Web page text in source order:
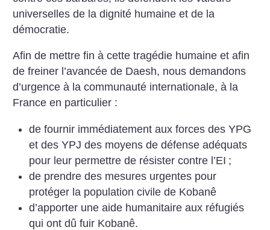
universelles de la dignité humaine et de la
démocratie.
Afin de mettre fin à cette tragédie humaine et afin
de freiner l’avancée de Daesh, nous demandons
d’urgence à la communauté internationale, à la
France en particulier :
de fournir immédiatement aux forces des YPG
et des YPJ des moyens de défense adéquats
pour leur permettre de résister contre l’EI ;
de prendre des mesures urgentes pour
protéger la population civile de Kobanê
d’apporter une aide humanitaire aux réfugiés
qui ont dû fuir Kobanê.